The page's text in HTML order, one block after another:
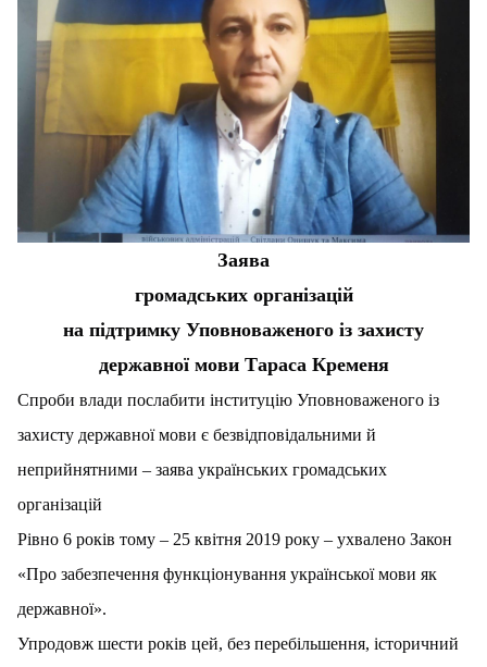
Заява
громадських організацій
на підтримку Уповноваженого із захисту
державної мови Тараса Кременя
Спроби влади послабити інституцію Уповноваженого із
захисту державної мови є безвідповідальними й
неприйнятними – заява українських громадських
організацій
Рівно 6 років тому – 25 квітня 2019 року – ухвалено Закон
«Про забезпечення функціонування української мови як
державної».
Упродовж шести років цей, без перебільшення, історичний